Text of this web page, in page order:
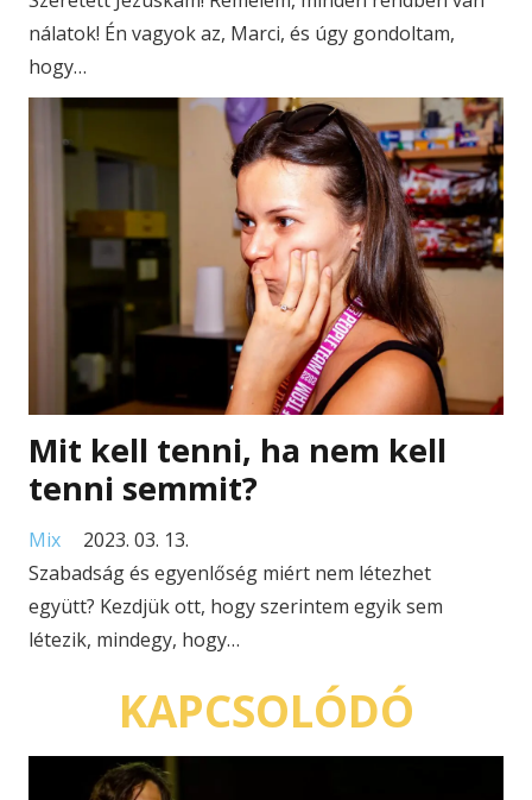
nálatok! Én vagyok az, Marci, és úgy gondoltam,
hogy…
Mit kell tenni, ha nem kell
tenni semmit?
Mix
2023. 03. 13.
Szabadság és egyenlőség miért nem létezhet
együtt? Kezdjük ott, hogy szerintem egyik sem
létezik, mindegy, hogy…
KAPCSOLÓDÓ